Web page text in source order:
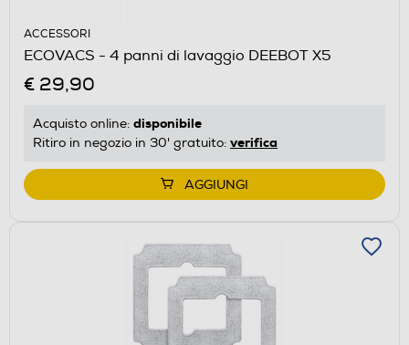
ACCESSORI
ECOVACS - 4 panni di lavaggio DEEBOT X5
€ 29,90
Acquisto online: disponibile
Ritiro in negozio in 30' gratuito: verifica
AGGIUNGI